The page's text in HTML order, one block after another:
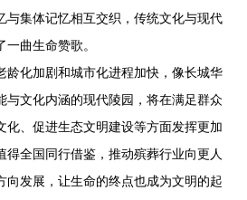
与集体记忆相互交织，传统文化与现代
曲生命赞歌。
龄化加剧和城市化进程加快，像长城华
与文化内涵的现代陵园，将在满足群众
化、促进生态文明建设等方面发挥更加
得全国同行借鉴，推动殡葬行业向更人
向发展，让生命的终点也成为文明的起